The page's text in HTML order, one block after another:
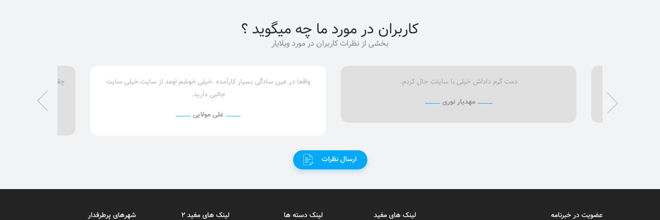
کاربران در مورد ما چه میگوید ؟
بخشی از نظرات کاربران در مورد ویلایار
واقعا در عین سادگی بسیار کارآمده .خیلی خوشم اومد از سایت.خیلی سایت
چقدر خوب .مستقیم با کسایی که تو همون منطقه میخواستم ویلا
ارسال نظرات
عضویت در خبرنامه لینک های مفید لینک دسته ها لینک های مفید 2 شهرهای پرطرفدار